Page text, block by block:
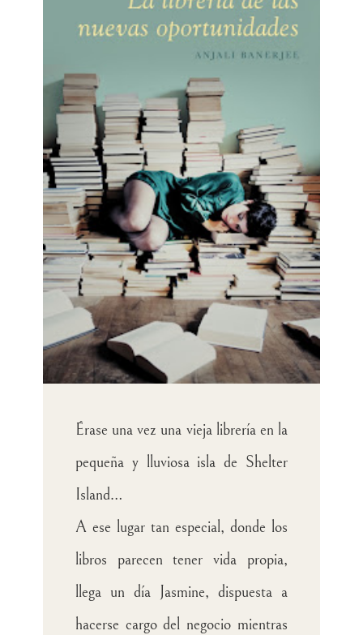
Érase una vez una vieja librería en la
pequeña y lluviosa isla de Shelter
Island…
A ese lugar tan especial, donde los
libros parecen tener vida propia,
llega un día Jasmine, dispuesta a
hacerse cargo del negocio mientras